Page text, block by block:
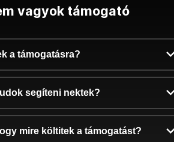
vagyok támogató
a támogatásra?
segíteni nektek?
mire költitek a támogatást?